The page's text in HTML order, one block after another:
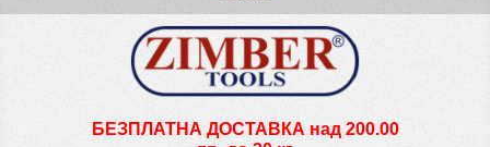
БЕЗПЛАТНА ДОСТАВКА над 200.00